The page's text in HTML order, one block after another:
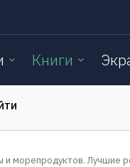
Книги
морепродуктов. Лучшие